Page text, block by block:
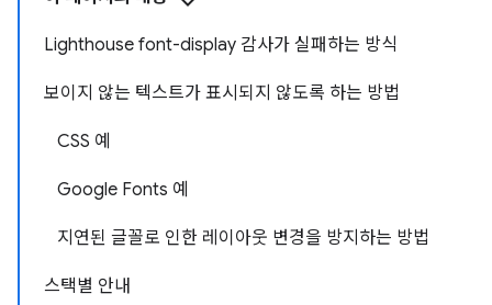
Lighthouse font-display 감사가 실패하는 방식
보이지 않는 텍스트가 표시되지 않도록 하는 방법
CSS 예
Google Fonts 예
지연된 글꼴로 인한 레이아웃 변경을 방지하는 방법
스택별 안내